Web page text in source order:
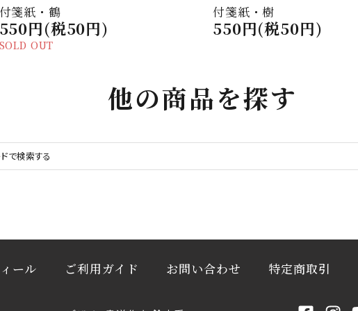
付箋紙・鶴
550円(税50円)
SOLD OUT
付箋紙・樹
550円(税50円)
他の商品を探す
ール ご利用ガイド お問い合わせ 特定商取引